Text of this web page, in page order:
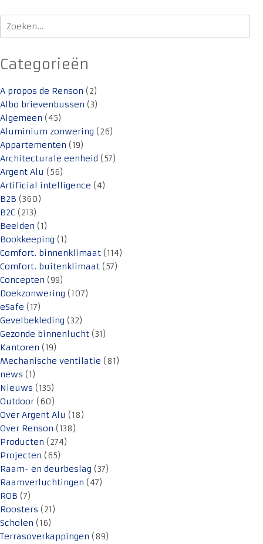
Zoeken
naar:
Categorieën
A propos de Renson (2)
Albo brievenbussen (3)
Algemeen (45)
Aluminium zonwering (26)
Appartementen (19)
Architecturale eenheid (57)
Argent Alu (56)
Artificial intelligence (4)
B2B (360)
B2C (213)
Beelden (1)
Bookkeeping (1)
Comfort. binnenklimaat (114)
Comfort. buitenklimaat (57)
Concepten (99)
Doekzonwering (107)
eSafe (17)
Gevelbekleding (32)
Gezonde binnenlucht (31)
Kantoren (19)
Mechanische ventilatie (81)
news (1)
Nieuws (135)
Outdoor (60)
Over Argent Alu (18)
Over Renson (138)
Producten (274)
Projecten (65)
Raam- en deurbeslag (37)
Raamverluchtingen (47)
ROB (7)
Roosters (21)
Scholen (16)
Terrasoverkappingen (89)